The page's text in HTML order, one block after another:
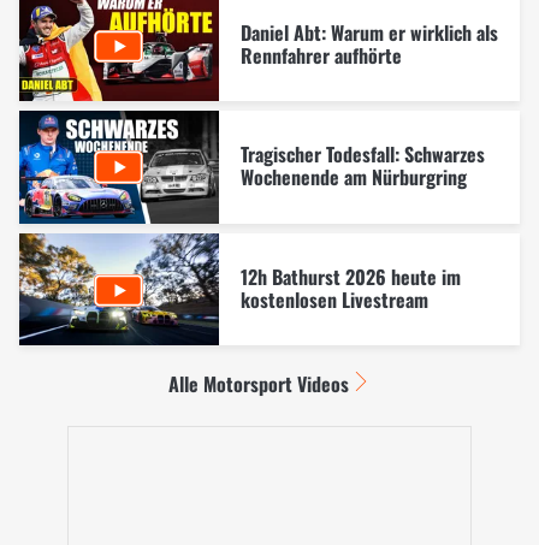
Daniel Abt: Warum er wirklich als
Rennfahrer aufhörte
Tragischer Todesfall: Schwarzes
Wochenende am Nürburgring
12h Bathurst 2026 heute im
kostenlosen Livestream
Alle Motorsport Videos